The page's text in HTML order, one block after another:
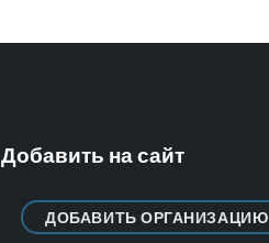
Добавить на сайт
ДОБАВИТЬ ОРГАНИЗАЦИЮ